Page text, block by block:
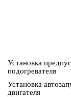
Установка
подогревателя
Установка
двигателя